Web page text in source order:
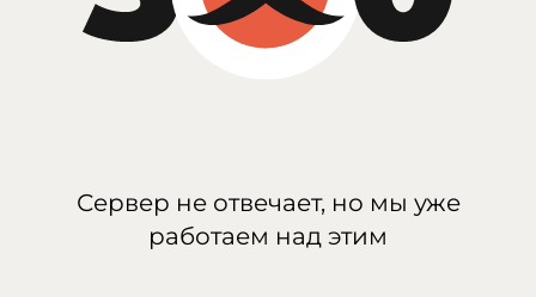
Сервер не отвечает, но мы уже
работаем над этим